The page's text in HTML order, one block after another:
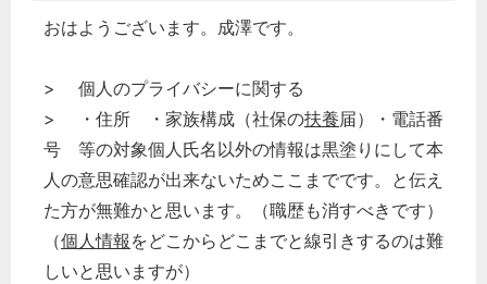
おはようございます。成澤です。
> 個人のプライバシーに関する
> ・住所 ・家族構成（社保の扶養届）・電話番
号 等の対象個人氏名以外の情報は黒塗りにして本
人の意思確認が出来ないためここまでです。と伝え
た方が無難かと思います。（職歴も消すべきです）
（個人情報 をどこからどこまでと線引きするのは難
しいと思いますが）